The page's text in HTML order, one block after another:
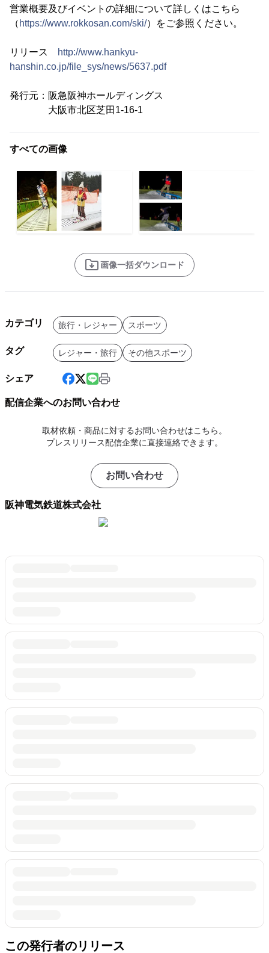
営業概要及びイベントの詳細について詳しくはこちら
（ https://www.rokkosan.com/ski/）をご参照ください。
リリース
http://www.hankyu-
hanshin.co.jp/file_sys/news/5637.pdf
発行元：阪急阪神ホールディングス
大阪市北区芝田1-16-1
すべての画像
画像一括ダウンロード
カテゴリ 旅行・レジャー スポーツ
タグ レジャー・旅行 その他スポーツ
シェア
配信企業へのお問い合わせ
取材依頼・商品に対するお問い合わせはこちら。
プレスリリース配信企業に直接連絡できます。
お問い合わせ
阪神電気鉄道株式会社
この発行者のリリース